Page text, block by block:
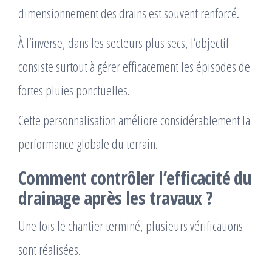
dimensionnement des drains est souvent renforcé.
À l’inverse, dans les secteurs plus secs, l’objectif
consiste surtout à gérer efficacement les épisodes de
fortes pluies ponctuelles.
Cette personnalisation améliore considérablement la
performance globale du terrain.
Comment contrôler l’efficacité du
drainage après les travaux ?
Une fois le chantier terminé, plusieurs vérifications
sont réalisées.